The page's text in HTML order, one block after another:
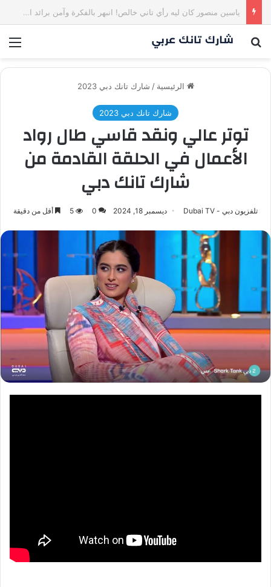
كم مليون سمعت خلال دقيقة واحدة؟ | شارك تانك العراق
بحث عن
الرئيسية / شارك تانك دبي 2023
شارك تانك دبي 2023
توتر عالي ونقد قاسي طال رواد
الأعمال في الحلقة القادمة من
شارك تانك دبي
تلفزيون دبي - Dubai TV ديسمبر 18, 2024 0
5 أقل من دقيقة